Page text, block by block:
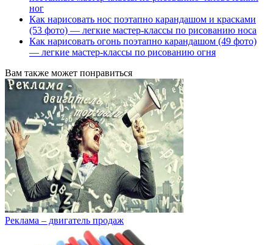
ног
Как нарисовать нос поэтапно карандашом и красками
(53 фото) — легкие мастер-классы по рисованию носа
Как нарисовать огонь поэтапно карандашом (49 фото)
— легкие мастер-классы по рисованию огня
Вам также может понравиться
Реклама – двигатель продаж